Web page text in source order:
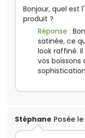
Bonjour, quel est
produit ?
Réponse :
satinée, ce
look raffiné.
vos
Stéphane Posée